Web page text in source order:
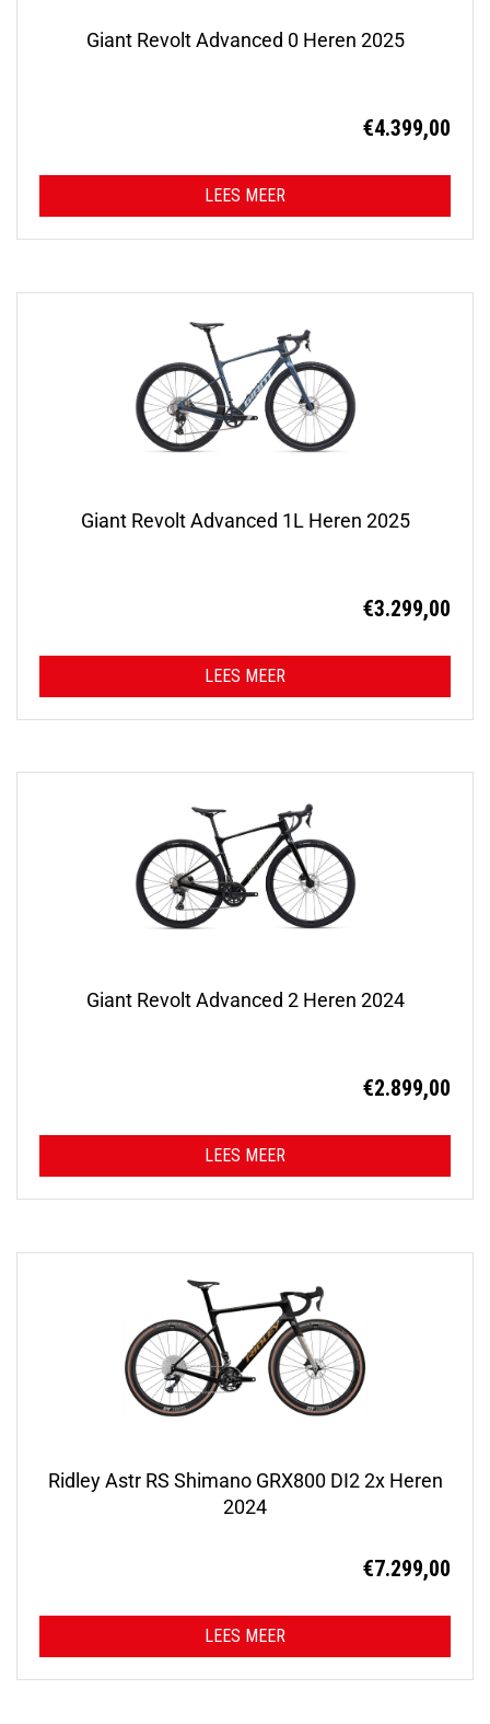
Giant Revolt Advanced 0 Heren 2025
€4.399,00
LEES MEER
Giant Revolt Advanced 1L Heren 2025
€3.299,00
LEES MEER
Giant Revolt Advanced 2 Heren 2024
€2.899,00
LEES MEER
Ridley Astr RS Shimano GRX800 DI2 2x Heren
2024
€7.299,00
LEES MEER